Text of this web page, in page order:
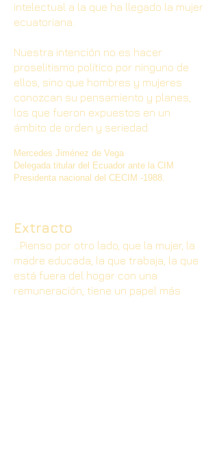
intelectual a la que ha llegado la mujer
ecuatoriana.
Nuestra intención no es hacer
proselitismo político por ninguno de
ellos, sino que hombres y mujeres
conozcan su pensamiento y planes,
los que fueron expuestos en un
ámbito de orden y seriedad.
Mercedes Jiménez de Vega
Delegada titular del Ecuador ante la CIM
Presidenta nacional del CECIM -1988.
Extracto
...Pienso por otro lado, que la mujer, la
madre educada, la que trabaja, la que
está fuera del hogar con una
remuneración, tiene un papel más